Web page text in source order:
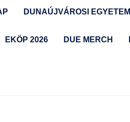
DUNAÚJVÁROSI
EKÖP 2026 DUE MERCH